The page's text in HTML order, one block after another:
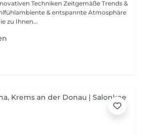
Techniken Zeitgemäße Trends &
& entspannte Atmosphäre
zu Ihnen...